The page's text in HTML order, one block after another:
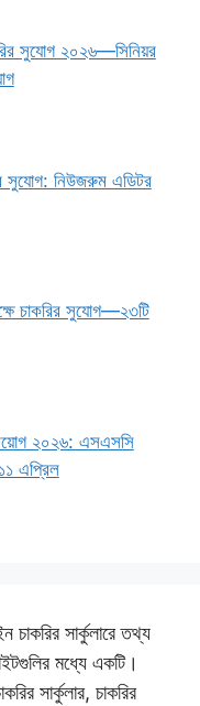
সুযোগ ২০২৬—সিনিয়র
সুযোগ: নিউজরুম এডিটর
চাকরির সুযোগ—২৩টি
নিয়োগ ২০২৬: এসএসসি
এপ্রিল
চাকরির সার্কুলারে তথ্য
মধ্যে একটি।
সার্কুলার, চাকরির